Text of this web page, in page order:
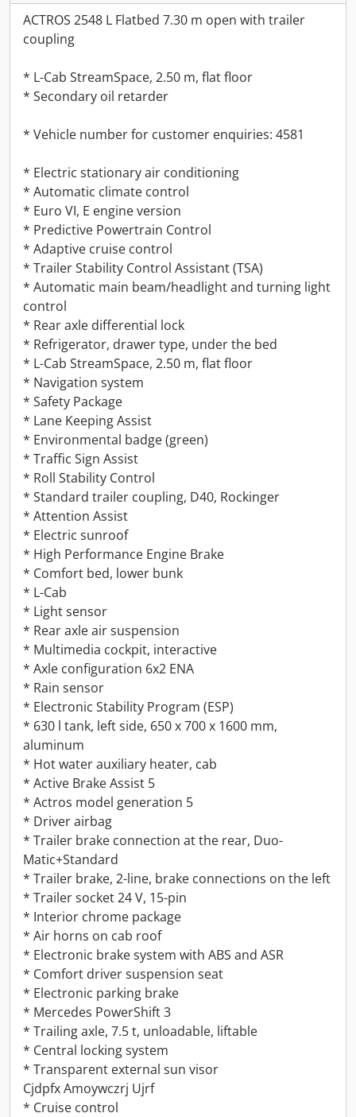
ACTROS 2548 L Flatbed 7.30 m open with trailer
coupling
* L-Cab StreamSpace, 2.50 m, flat floor
* Secondary oil retarder
* Vehicle number for customer enquiries: 4581
* Electric stationary air conditioning
* Automatic climate control
* Euro VI, E engine version
* Predictive Powertrain Control
* Adaptive cruise control
* Trailer Stability Control Assistant (TSA)
* Automatic main beam/headlight and turning light
control
* Rear axle differential lock
* Refrigerator, drawer type, under the bed
* L-Cab StreamSpace, 2.50 m, flat floor
* Navigation system
* Safety Package
* Lane Keeping Assist
* Environmental badge (green)
* Traffic Sign Assist
* Roll Stability Control
* Standard trailer coupling, D40, Rockinger
* Attention Assist
* Electric sunroof
* High Performance Engine Brake
* Comfort bed, lower bunk
* L-Cab
* Light sensor
* Rear axle air suspension
* Multimedia cockpit, interactive
* Axle configuration 6x2 ENA
* Rain sensor
* Electronic Stability Program (ESP)
* 630 l tank, left side, 650 x 700 x 1600 mm,
aluminum
* Hot water auxiliary heater, cab
* Active Brake Assist 5
* Actros model generation 5
* Driver airbag
* Trailer brake connection at the rear, Duo-
Matic+Standard
* Trailer brake, 2-line, brake connections on the left
* Trailer socket 24 V, 15-pin
* Interior chrome package
* Air horns on cab roof
* Electronic brake system with ABS and ASR
* Comfort driver suspension seat
* Electronic parking brake
* Mercedes PowerShift 3
* Trailing axle, 7.5 t, unloadable, liftable
* Central locking system
* Transparent external sun visor
Cjdpfx Amoywczrj Ujrf
* Cruise control